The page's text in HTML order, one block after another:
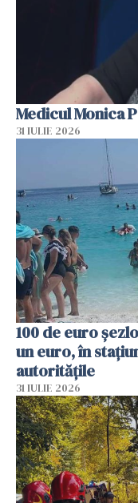
Medicul Monica
31 IULIE 2026
100 de euro
un euro, în
autoritățile
31 IULIE 2026